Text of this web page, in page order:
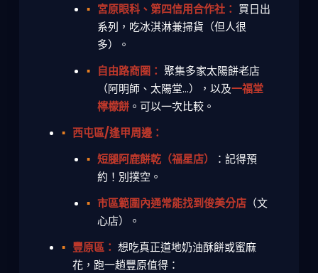
宮原眼科、第四信用合作社： 買日出
系列，吃冰淇淋兼掃貨（但人很
多）。
自由路商圈： 聚集多家太陽餅老店
（阿明師、太陽堂...），以及一福堂
檸檬餅。可以一次比較。
西屯區/逢甲周邊：
短腿阿鹿餅乾（福星店）
：記得預
約！別撲空。
市區範圍內通常能找到俊美分店（文
心店）。
豐原區： 想吃真正道地奶油酥餅或蜜麻
花，跑一趟豐原值得：